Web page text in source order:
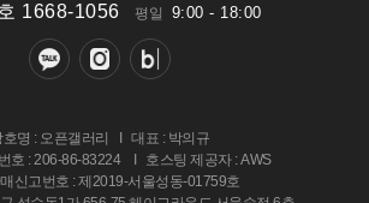
1668-1056 평일 9:00 - 18:00
호명 : 오픈갤러리
대표 : 박의규
호 : 206-86-83224
호스팅 제공자 : AWS
신고번호 : 제2019-서울성동-01759호